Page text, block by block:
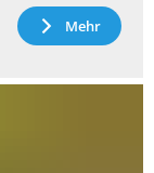
Mehr